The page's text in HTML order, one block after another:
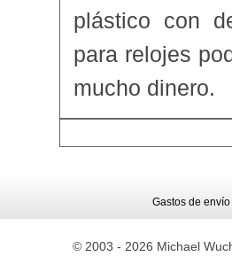
plástico con
para relojes
mucho dinero.
Gastos de envío
© 2003 - 2026 Michael